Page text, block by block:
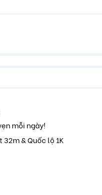
mỗi ngày!
& Quốc lộ 1K